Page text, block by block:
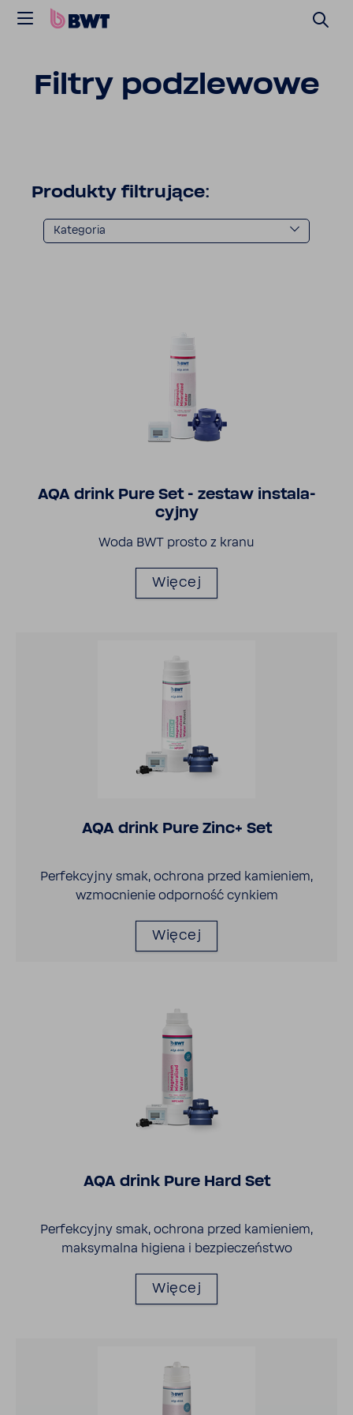
Filtry podzle­wowe
Produkty filtru­jące:
Kate­goria
AQA drink Pure Set - zestaw insta­la­
cyjny
Woda BWT prosto z kranu
Więcej
AQA drink Pure Zinc+ Set
Perfek­cyjny smak, ochrona przed kamie­niem,
wzmoc­nienie odpor­ność cynkiem
Więcej
AQA drink Pure Hard Set
Perfek­cyjny smak, ochrona przed kamie­niem,
maksy­malna higiena i bezpie­czeń­stwo
Więcej